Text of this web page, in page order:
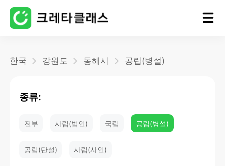
한국 강원도 동해시 공립(병설)
종류:
전부 사립(법인) 국립 공립(병설)
공립(단설) 사립(사인)